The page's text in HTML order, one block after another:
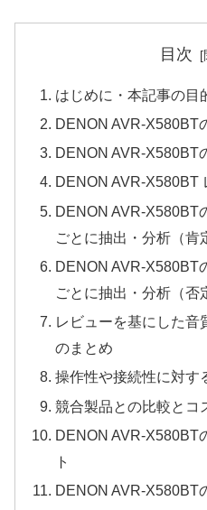
目次
はじめに・本記事の目
DENON AVR-X580BT
DENON AVR-X580BT
DENON AVR-X580BT
DENON AVR-X580BT
ごとに抽出・分析（肯
DENON AVR-X580BT
ごとに抽出・分析（否
レビューを基にした音
のまとめ
操作性や接続性に対す
競合製品との比較とコ
DENON AVR-X580BT
ト
DENON AVR-X580BT